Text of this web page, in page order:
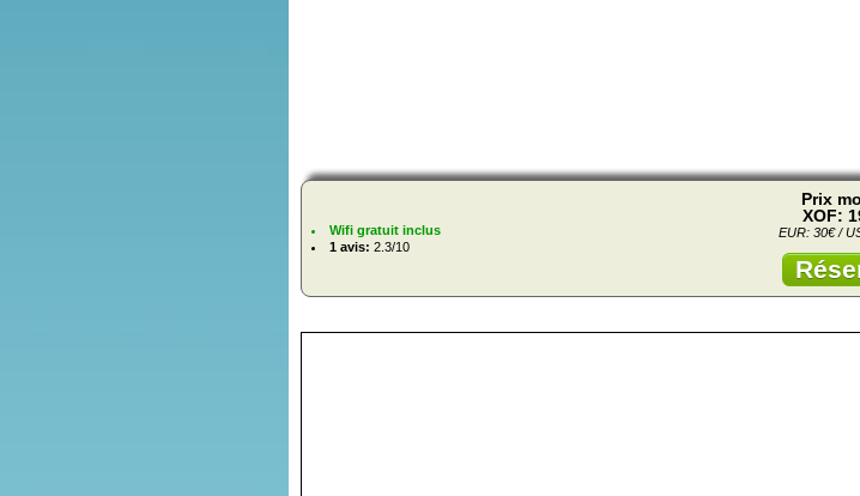
Wifi gratuit inclus
1 avis: 2.3/10
Prix
XOF:
EUR: 30€ /